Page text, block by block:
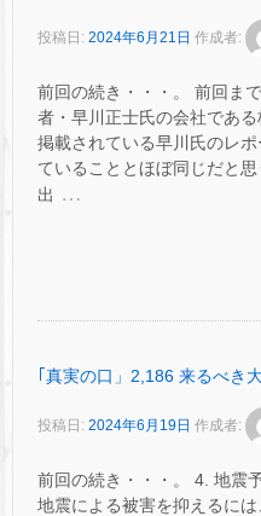
投稿日: 2024年6月21日 作成者:
前回の続き・・・。 前回ま
者・早川正士氏の会社であ
掲載されている早川氏のレ
ていることとほぼ同じだと
出 …
｢真実の口」2,186 来るべき
投稿日: 2024年6月19日 作成者:
前回の続き・・・。 4. 地震
地震による被害を抑えるに